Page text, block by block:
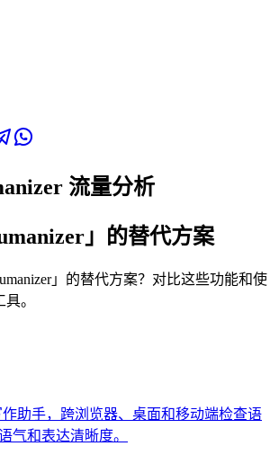
流量分析
」的替代方案
」的替代方案？对比这些功能和使
。
作助手，跨浏览器、桌面和移动端检查语
气和表达清晰度。